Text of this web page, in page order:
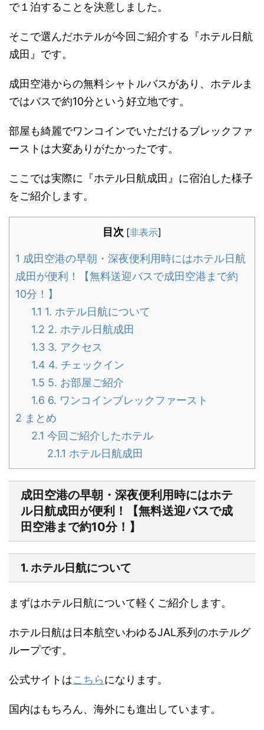
で１泊することを決意しました。
そこで選んだホテルが今回ご紹介する『ホテル日航
成田』です。
成田空港からの無料シャトルバスがあり、ホテルま
ではバスで約10分という好立地です。
部屋も綺麗でワンコインでいただけるブレックファ
ーストは大変ありがたかったです。
ここでは実際に『ホテル日航成田』に宿泊した様子
をご紹介します。
目次 [非表示]
1 成田空港の早朝・深夜便利用時にはホテル日航
成田が便利！【無料送迎バスで成田空港まで約
10分！】
1.1 1. ホテル日航について
1.2 2. ホテル日航成田
1.3 3. アクセス
1.4 4. チェックイン
1.5 5. お部屋ご紹介
1.6 6. ワンコインブレックファースト
2 まとめ
2.1 今回ご紹介したホテル
2.1.1 ホテル日航成田
成田空港の早朝・深夜便利用時にはホテ
ル日航成田が便利！【無料送迎バスで成
田空港まで約10分！】
1. ホテル日航について
まずはホテル日航について軽くご紹介します。
ホテル日航は日本航空いわゆるJAL系列のホテルグ
ループです。
公式サイトはこちらになります。
国内はもちろん、海外にも進出しています。